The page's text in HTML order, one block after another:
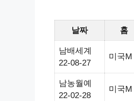
날짜 홈
남배세계
22-08-27
미국M
남농월예
22-02-28
미국M